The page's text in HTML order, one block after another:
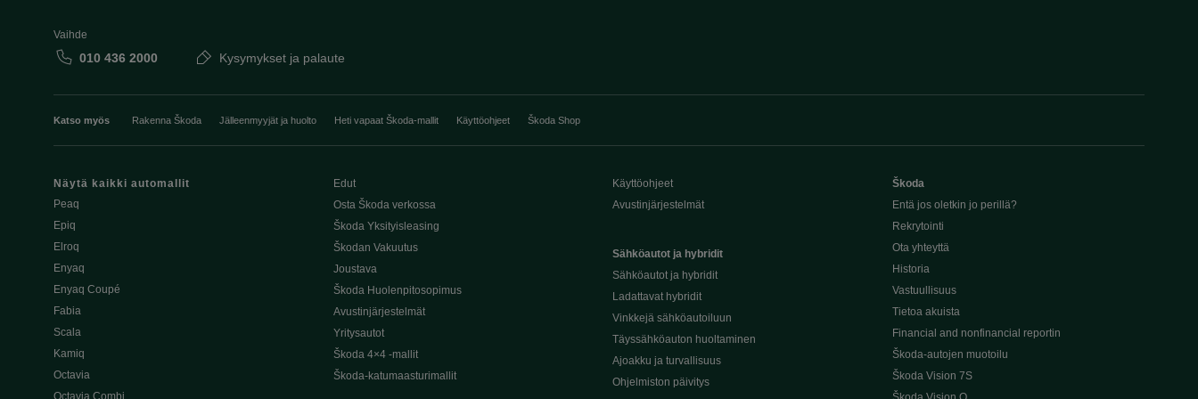
Vaihde
010 436 2000 Kysymykset ja palaute
Katso myös Rakenna Škoda Jälleenmyyjät ja huolto Heti vapaat Škoda-mallit Käyttöohjeet Škoda Shop
Näytä kaikki automallit
Peaq
Epiq
Elroq
Enyaq
Enyaq Coupé
Fabia
Scala
Kamiq
Octavia
Edut
Osta Škoda verkossa
Škoda Yksityisleasing
Škodan Vakuutus
Joustava
Škoda Huolenpitosopimus
Avustinjärjestelmät
Yritysautot
Škoda 4×4 -mallit
Škoda-katumaasturimallit
Käyttöohjeet
Avustinjärjestelmät
Sähköautot ja hybridit
Sähköautot ja hybridit
Ladattavat hybridit
Vinkkejä sähköautoiluun
Täyssähköauton huoltaminen
Ajoakku ja turvallisuus
Ohjelmiston päivitys
Škoda
Entä jos oletkin jo perillä?
Rekrytointi
Ota yhteyttä
Historia
Vastuullisuus
Tietoa akuista
Financial and nonfinancial reportin
Škoda-autojen muotoilu
Škoda Vision 7S